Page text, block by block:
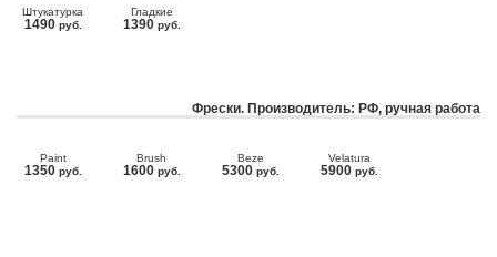
Штукатурка
1490 руб.
Гладкие
1390 руб.
Фрески. Производитель: РФ, ручная работа
Paint
1350 руб.
Brush
1600 руб.
Beze
5300 руб.
Velatura
5900 руб.